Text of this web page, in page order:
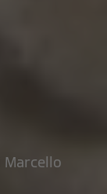
Marcello